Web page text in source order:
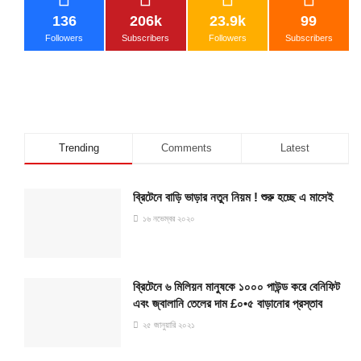
136
Followers
206k
Subscribers
23.9k
Followers
99
Subscribers
Trending Comments Latest
ব্রিটেনে বাড়ি ভাড়ার নতুন নিয়ম ! শুরু হচ্ছে এ মাসেই
১৬ নভেম্বর ২০২০
ব্রিটেনে ৬ মিলিয়ন মানুষকে ১০০০ পাউন্ড করে বেনিফিট
এবং জ্বালানি তেলের দাম £০•৫ বাড়ানোর প্রস্তাব
২৫ জানুয়ারি ২০২১